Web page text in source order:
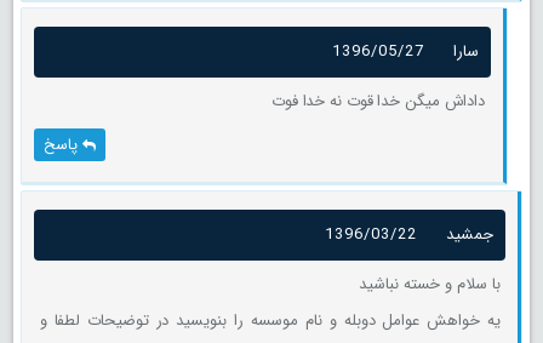
سارا
1396/05/27
داداش میگن خدا قوت نه خدا فوت
پاسخ
جمشید
1396/03/22
با سلام و خسته نباشید
یه خواهش عوامل دوبله و نام موسسه را بنویسید در توضیحات لطفا و